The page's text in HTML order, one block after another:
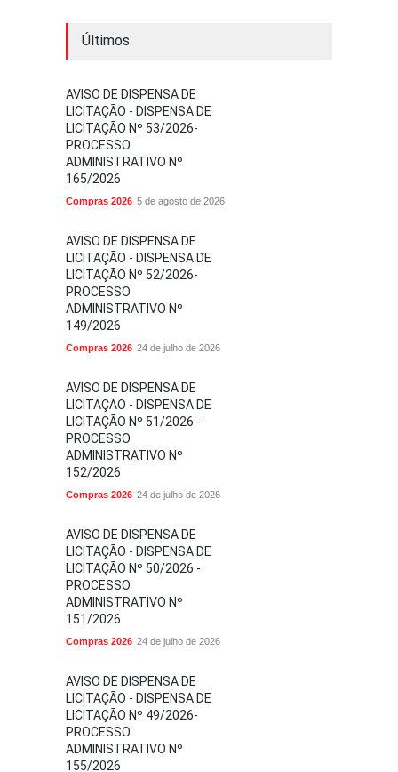
Últimos
AVISO DE DISPENSA DE
LICITAÇÃO - DISPENSA DE
LICITAÇÃO Nº 53/2026-
PROCESSO
ADMINISTRATIVO Nº
165/2026
Compras 2026 5 de agosto de 2026
AVISO DE DISPENSA DE
LICITAÇÃO - DISPENSA DE
LICITAÇÃO Nº 52/2026-
PROCESSO
ADMINISTRATIVO Nº
149/2026
Compras 2026 24 de julho de 2026
AVISO DE DISPENSA DE
LICITAÇÃO - DISPENSA DE
LICITAÇÃO Nº 51/2026 -
PROCESSO
ADMINISTRATIVO Nº
152/2026
Compras 2026 24 de julho de 2026
AVISO DE DISPENSA DE
LICITAÇÃO - DISPENSA DE
LICITAÇÃO Nº 50/2026 -
PROCESSO
ADMINISTRATIVO Nº
151/2026
Compras 2026 24 de julho de 2026
AVISO DE DISPENSA DE
LICITAÇÃO - DISPENSA DE
LICITAÇÃO Nº 49/2026-
PROCESSO
ADMINISTRATIVO Nº
155/2026